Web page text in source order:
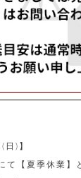
)】
【夏季休業】